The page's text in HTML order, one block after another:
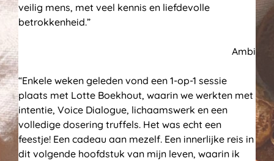
veilig mens, met veel kennis en liefdevolle
betrokkenheid.”
Ambi
“Enkele weken geleden vond een 1-op-1 sessie
plaats met Lotte Boekhout, waarin we werkten met
intentie, Voice Dialogue, lichaamswerk en een
volledige dosering truffels. Het was echt een
feestje! Een cadeau aan mezelf. Een innerlijke reis in
dit volgende hoofdstuk van mijn leven, waarin ik